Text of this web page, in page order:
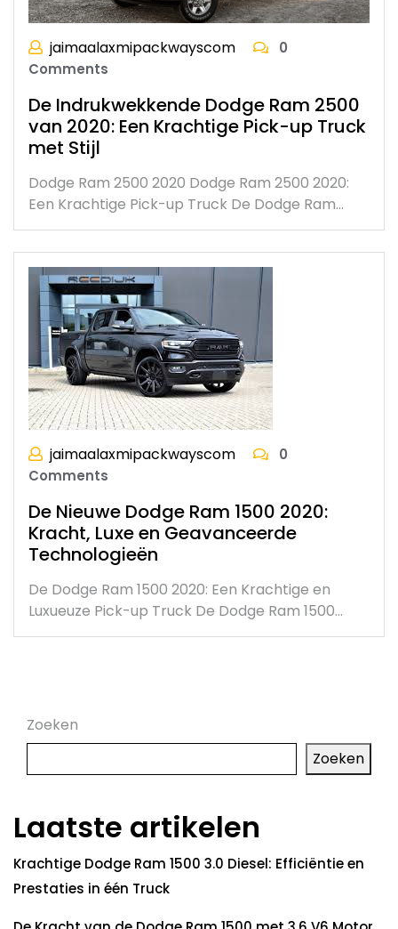
jaimaalaxmipackwayscom
0
Comments
De Indrukwekkende Dodge Ram 2500
van 2020: Een Krachtige Pick-up Truck
met Stijl
Dodge Ram 2500 2020 Dodge Ram 2500 2020:
Een Krachtige Pick-up Truck De Dodge Ram…
jaimaalaxmipackwayscom
0
Comments
De Nieuwe Dodge Ram 1500 2020:
Kracht, Luxe en Geavanceerde
Technologieën
De Dodge Ram 1500 2020: Een Krachtige en
Luxueuze Pick-up Truck De Dodge Ram 1500…
Zoeken
Zoeken
Laatste artikelen
Krachtige Dodge Ram 1500 3.0 Diesel: Efficiëntie en
Prestaties in één Truck